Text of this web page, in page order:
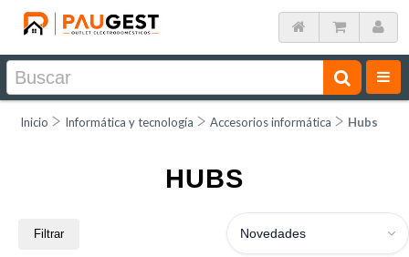
Inicio Informática y tecnología Accesorios informática Hubs
HUBS
Filtrar Novedades